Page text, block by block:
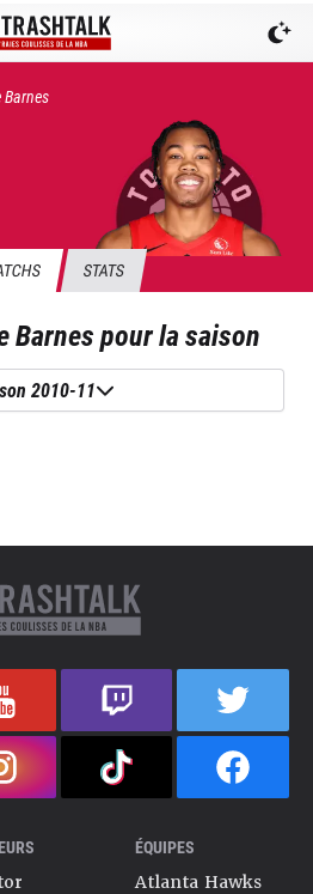
Barnes
STATS
Barnespour la saison
2010-11
ÉQUIPES
Atlanta Hawks